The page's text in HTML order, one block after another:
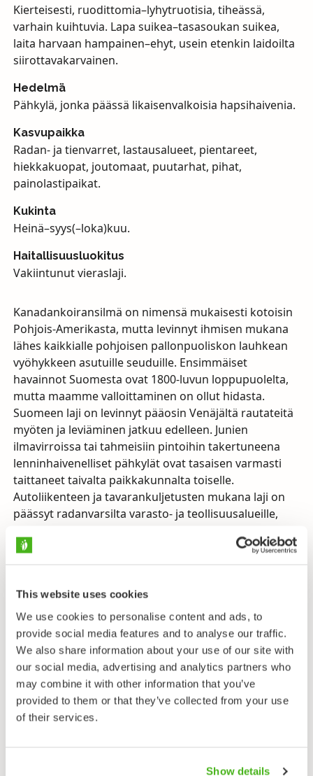
This website uses cookies
We use cookies to personalise content and ads, to
provide social media features and to analyse our traffic.
We also share information about your use of our site with
our social media, advertising and analytics partners who
may combine it with other information that you’ve
provided to them or that they’ve collected from your use
of their services.
Show details
Kierteisesti, ruodittomia–lyhytruotisia, tiheässä,
varhain kuihtuvia. Lapa suikea–tasasoukan suikea,
laita harvaan hampainen–ehyt, usein etenkin laidoilta
siirottavakarvainen.
Hedelmä
Pähkylä, jonka päässä likaisenvalkoisia hapsihaivenia.
Kasvupaikka
Radan- ja tienvarret, lastausalueet, pientareet,
hiekkakuopat, joutomaat, puutarhat, pihat,
painolastipaikat.
Kukinta
Heinä–syys(–loka)kuu.
Haitallisuusluokitus
Vakiintunut vieraslaji.
Kanadankoiransilmä on nimensä mukaisesti kotoisin
Pohjois-Amerikasta, mutta levinnyt ihmisen mukana
lähes kaikkialle pohjoisen pallonpuoliskon lauhkean
vyöhykkeen asutuille seuduille. Ensimmäiset
havainnot Suomesta ovat 1800-luvun loppupuolelta,
mutta maamme valloittaminen on ollut hidasta.
Suomeen laji on levinnyt pääosin Venäjältä rautateitä
myöten ja leviäminen jatkuu edelleen. Junien
ilmavirroissa tai tahmeisiin pintoihin takertuneena
lenninhaivenelliset pähkylät ovat tasaisen varmasti
taittaneet taivalta paikkakunnalta toiselle.
Autoliikenteen ja tavarankuljetusten mukana laji on
päässyt radanvarsilta varasto- ja teollisuusalueille,
esiintymistä ovat melko uusia ja useille suomalaisille
laajentamaan aluettaan.
Koiransilmä ei paljon vaadi kasvualustaltaan: sora- ja
hiekka-alusta on sille mieluisin, mutta kasvin koko
vaihtelee maan ravinteisuuden mukaan oikein kurjien
paikkojen muutaman sentin korkuisesta kääpiöstä
parhaiden paikkojen liki metriseksi isomukseksi.
Isokokoisena kasvi on runsasmykeröinen ja tuottaa
paljon siementä. Kaiken kaikkiaan laji on